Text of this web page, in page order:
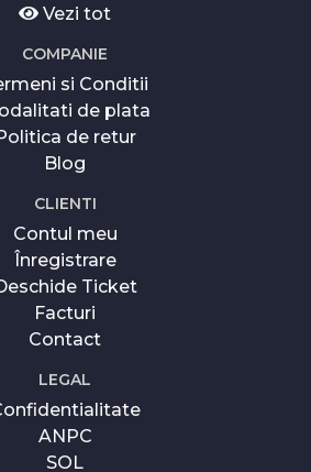
Vezi tot
COMPANIE
si Conditii
de plata
de retur
Blog
CLIENTI
Contul meu
Înregistrare
Ticket
Facturi
Contact
LEGAL
ANPC
SOL